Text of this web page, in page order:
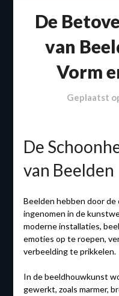
De
van
Vorm
Geplaatst
De
van Beelden
Beelden hebben door
ingenomen in de
moderne installaties,
emoties op te roepen,
verbeelding te prikkelen.
In de beeldhouwkunst
gewerkt, zoals marmer,